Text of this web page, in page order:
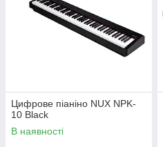
Цифрове піаніно NUX NPK-
10 Black
В наявності